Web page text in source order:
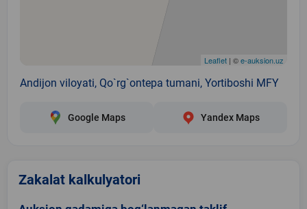
Leaflet | ©e-auksion.uz
Andijon viloyati, Qo`rg`ontepa tumani, Yortiboshi MFY
Google Maps Yandex Maps
Zakalat kalkulyatori